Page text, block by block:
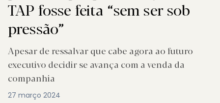
TAP fosse feita “sem ser sob
pressão”
Apesar de ressalvar que cabe agora ao futuro
executivo decidir se avança com a venda da
companhia
27 março 2024